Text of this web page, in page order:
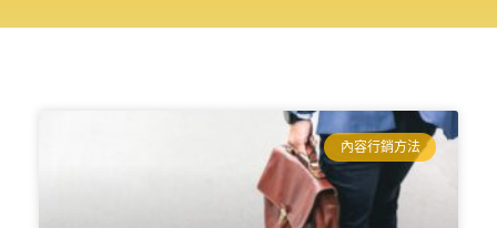
內容行銷方法